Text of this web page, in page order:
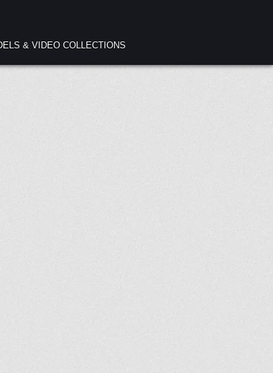
& VIDEO COLLECTIONS